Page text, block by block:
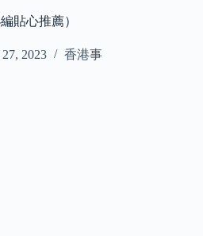
貼心推薦）
27, 2023 香港事